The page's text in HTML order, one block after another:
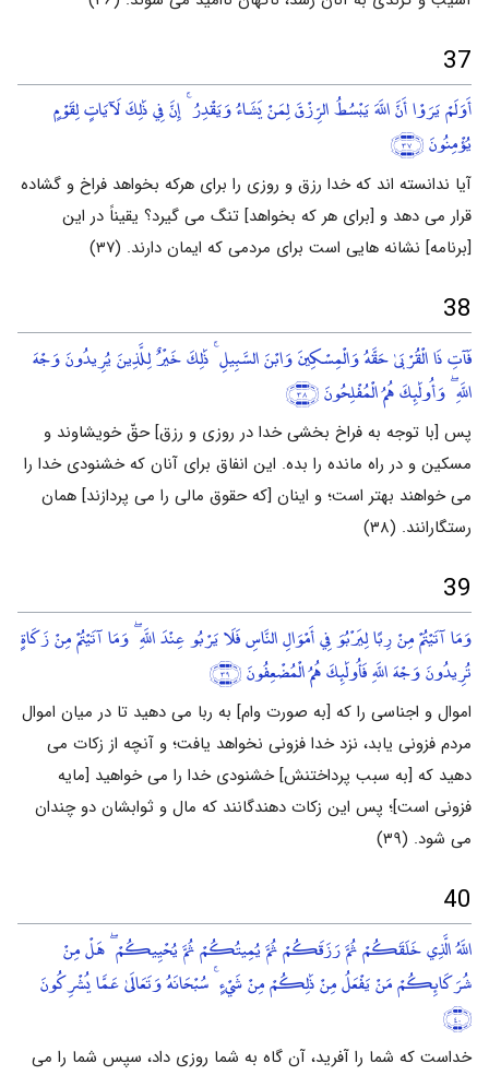
37
أَوَلَمْ يَرَوْا أَنَّ اللَّهَ يَبْسُطُ الرِّزْقَ لِمَنْ يَشَاءُ وَيَقْدِرُ ۚ إِنَّ فِي ذَٰلِكَ لَآيَاتٍ لِقَوْمٍ
يُؤْمِنُونَ﴿٣٧﴾
آیا ندانسته اند که خدا رزق و روزی را برای هرکه بخواهد فراخ و گشاده
قرار می دهد و [برای هر که بخواهد] تنگ می گیرد؟ یقیناً در این
[برنامه] نشانه هایی است برای مردمی که ایمان دارند. (۳۷)
38
فَآتِ ذَا الْقُرْبَىٰ حَقَّهُ وَالْمِسْكِينَ وَابْنَ السَّبِيلِ ۚ ذَٰلِكَ خَيْرٌ لِلَّذِينَ يُرِيدُونَ وَجْهَ
اللَّهِ ۖ وَأُولَٰئِكَ هُمُ الْمُفْلِحُونَ﴿٣٨﴾
پس [با توجه به فراخ بخشی خدا در روزی و رزق] حقّ خویشاوند و
مسکین و در راه مانده را بده. این انفاق برای آنان که خشنودی خدا را
می خواهند بهتر است؛ و اینان [که حقوق مالی را می پردازند] همان
رستگارانند. (۳۸)
39
وَمَا آتَيْتُمْ مِنْ رِبًا لِيَرْبُوَ فِي أَمْوَالِ النَّاسِ فَلَا يَرْبُو عِنْدَ اللَّهِ ۖ وَمَا آتَيْتُمْ مِنْ زَكَاةٍ
تُرِيدُونَ وَجْهَ اللَّهِ فَأُولَٰئِكَ هُمُ الْمُضْعِفُونَ﴿٣٩﴾
اموال و اجناسی را که [به صورت وام] به ربا می دهید تا در میان اموال
مردم فزونی یابد، نزد خدا فزونی نخواهد یافت؛ و آنچه از زکات می
دهید که [به سبب پرداختنش] خشنودی خدا را می خواهید [مایه
فزونی است]؛ پس این زکات دهندگانند که مال و ثوابشان دو چندان
می شود. (۳۹)
40
اللَّهُ الَّذِي خَلَقَكُمْ ثُمَّ رَزَقَكُمْ ثُمَّ يُمِيتُكُمْ ثُمَّ يُحْيِيكُمْ ۖ هَلْ مِنْ
شُرَكَائِكُمْ مَنْ يَفْعَلُ مِنْ ذَٰلِكُمْ مِنْ شَيْءٍ ۚ سُبْحَانَهُ وَتَعَالَىٰ عَمَّا يُشْرِكُونَ
﴿٤٠﴾
خداست که شما را آفرید، آن گاه به شما روزی داد، سپس شما را می